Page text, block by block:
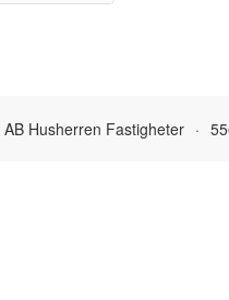
AB Husherren Fastigheter ·